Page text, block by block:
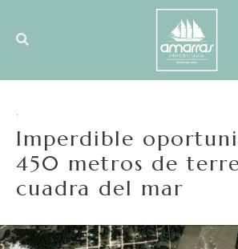
,
Imperdible
450 metros de
cuadra del mar